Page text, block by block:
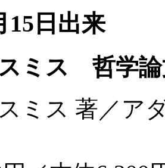
15日出来
ミス 哲学論
ミス 著／ア